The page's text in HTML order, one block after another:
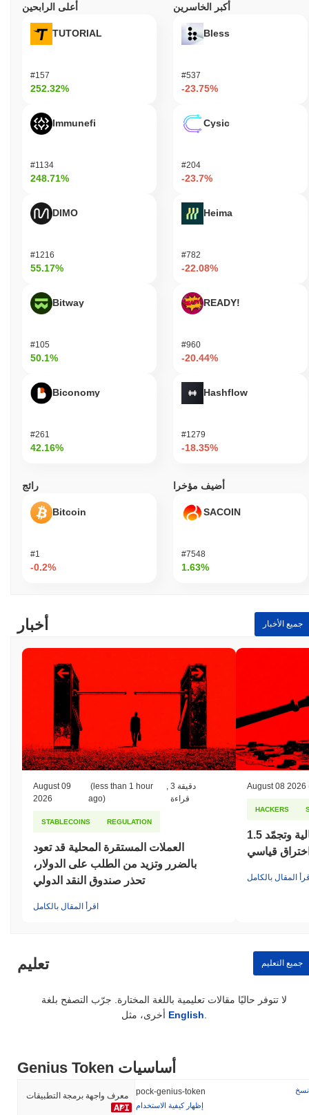
أعلى الرابحين
TUTORIAL
#157
252.32%
Immunefi
#1134
248.71%
DIMO
#1216
55.17%
Bitway
#105
50.1%
Biconomy
#261
42.16%
أكبر الخاسرين
Bless
#537
-23.75%
Cysic
#204
-23.7%
Heima
#782
-22.08%
READY!
#960
-20.44%
Hashflow
#1279
-18.35%
رائج
Bitcoin
#1
-0.2%
أضيف مؤخرا
SACOIN
#7548
1.63%
أخبار جميع الأخبار
August 09
2026
(less than 1 hour
ago)
3 دقيقة
قراءة
STABLECOINS REGULATION
العملات المستقرة المحلية قد تعود
بالضرر وتزيد من الطلب على الدولار،
تحذر صندوق النقد الدولي
اقرأ المقال بالكامل
August 08 2026
HACKERS
بايبت تقاضي كوريا الشمالية وتجمّد 1.5
قياسي
المقال بالكامل
تعليم جميع التعليم
لا تتوفر حاليًا مقالات تعليمية باللغة المختارة. جرّب التصفح بلغة
English
Genius Token أساسيات
معرف واجهة برمجة التطبيقات pock-genius-token
نسخ
إظهار كيفية الاستخدام